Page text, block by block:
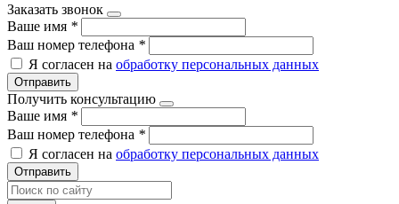
Заказать звонок
Ваше имя *
Ваш номер телефона *
Я согласен на обработку персональных данных
Отправить
Получить консультацию
Ваше имя *
Ваш номер телефона *
Я согласен на обработку персональных данных
Отправить